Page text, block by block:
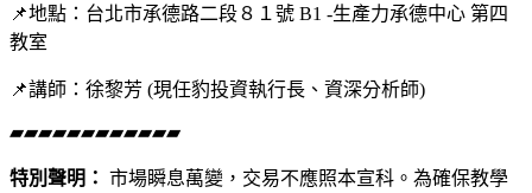
📌地點：台北市承德路二段８１號 B1 -生產力承德中心 第四
教室
📌講師：徐黎芳 (現任豹投資執行長、資深分析師)
▰▰▰▰▰▰▰▰▰▰▰▰
特別聲明： 市場瞬息萬變，交易不應照本宣科。為確保教學